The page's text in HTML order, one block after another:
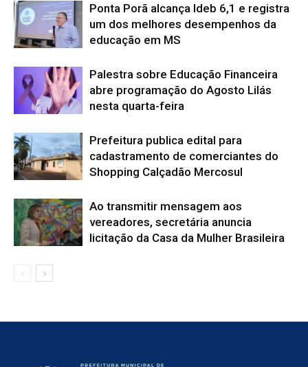
Ponta Porã alcança Ideb 6,1 e registra
um dos melhores desempenhos da
educação em MS
Palestra sobre Educação Financeira
abre programação do Agosto Lilás
nesta quarta-feira
Prefeitura publica edital para
cadastramento de comerciantes do
Shopping Calçadão Mercosul
Ao transmitir mensagem aos
vereadores, secretária anuncia
licitação da Casa da Mulher Brasileira